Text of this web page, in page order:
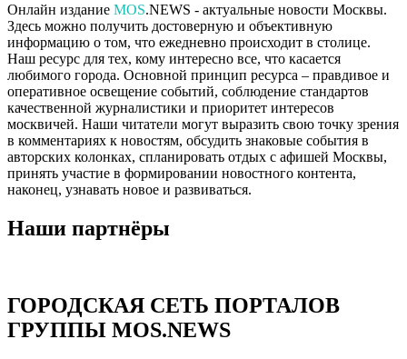
Онлайн издание MOS.NEWS - актуальные новости Москвы.
Здесь можно получить достоверную и объективную
информацию о том, что ежедневно происходит в столице.
Наш ресурс для тех, кому интересно все, что касается
любимого города. Основной принцип ресурса – правдивое и
оперативное освещение событий, соблюдение стандартов
качественной журналистики и приоритет интересов
москвичей. Наши читатели могут выразить свою точку зрения
в комментариях к новостям, обсудить знаковые события в
авторских колонках, спланировать отдых с афишей Москвы,
принять участие в формировании новостного контента,
наконец, узнавать новое и развиваться.
Наши партнёры
ГОРОДСКАЯ СЕТЬ ПОРТАЛОВ
ГРУППЫ MOS.NEWS